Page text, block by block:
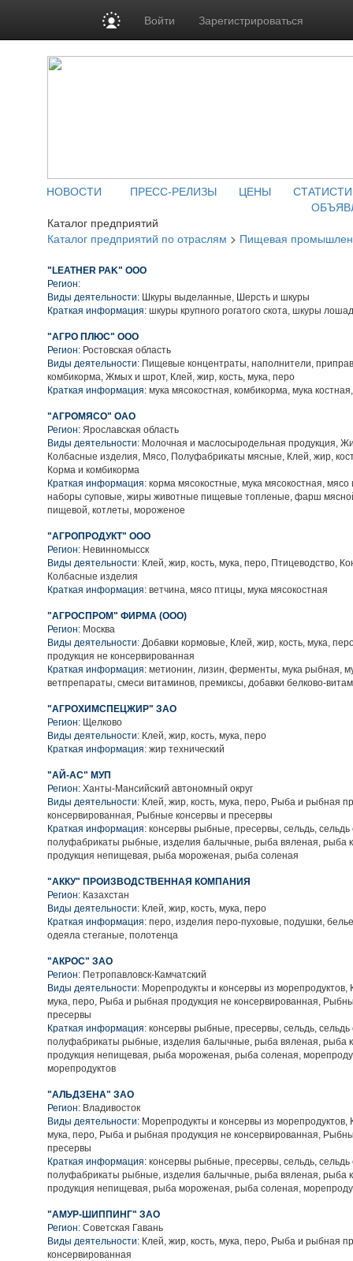
Войти Зарегистрироваться
НОВОСТИ ПРЕСС-РЕЛИЗЫ ЦЕНЫ
Каталог предприятий
Каталог предприятий по отраслям > Пищевая
"LEATHER PAK" ООО
Регион:
Виды деятельности: Шкуры выделанные, Шерсть и шкуры
Краткая информация: шкуры крупного рогатого скота, шкуры
"АГРО ПЛЮС" ООО
Регион: Ростовская область
Виды деятельности: Пищевые концентраты, наполнители,
комбикорма, Жмых и шрот, Клей, жир, кость, мука, перо
Краткая информация: мука мясокостная, комбикорма, мука
"АГРОМЯСО" ОАО
Регион: Ярославская область
Виды деятельности: Молочная и маслосыродельная продукция,
Колбасные изделия, Мясо, Полуфабрикаты мясные, Клей, жир,
Корма и комбикорма
Краткая информация: корма мясокостные, мука мясокостная, мясо
наборы суповые, жиры животные пищевые топленые, фарш
пищевой, котлеты, мороженое
"АГРОПРОДУКТ" ООО
Регион: Невинномысск
Виды деятельности: Клей, жир, кость, мука, перо, Птицеводство,
Колбасные изделия
Краткая информация: ветчина, мясо птицы, мука мясокостная
"АГРОСПРОМ" ФИРМА (ООО)
Регион: Москва
Виды деятельности: Добавки кормовые, Клей, жир, кость, мука,
продукция не консервированная
Краткая информация: метионин, лизин, ферменты, мука рыбная,
ветпрепараты, смеси витаминов, премиксы, добавки белково-
"АГРОХИМСПЕЦЖИР" ЗАО
Регион: Щелково
Виды деятельности: Клей, жир, кость, мука, перо
Краткая информация: жир технический
"АЙ-АС" МУП
Регион: Ханты-Мансийский автономный округ
Виды деятельности: Клей, жир, кость, мука, перо, Рыба и рыбная
консервированная, Рыбные консервы и пресервы
Краткая информация: консервы рыбные, пресервы, сельдь, сельдь
полуфабрикаты рыбные, изделия балычные, рыба вяленая, рыба
продукция непищевая, рыба мороженая, рыба соленая
"АККУ" ПРОИЗВОДСТВЕННАЯ КОМПАНИЯ
Регион: Казахстан
Виды деятельности: Клей, жир, кость, мука, перо
Краткая информация: перо, изделия перо-пуховые, подушки,
одеяла стеганые, полотенца
"АКРОС" ЗАО
Регион: Петропавловск-Камчатский
Виды деятельности: Морепродукты и консервы из морепродуктов,
мука, перо, Рыба и рыбная продукция не консервированная,
пресервы
Краткая информация: консервы рыбные, пресервы, сельдь, сельдь
полуфабрикаты рыбные, изделия балычные, рыба вяленая, рыба
продукция непищевая, рыба мороженая, рыба соленая,
морепродуктов
"АЛЬДЗЕНА" ЗАО
Регион: Владивосток
Виды деятельности: Морепродукты и консервы из морепродуктов,
мука, перо, Рыба и рыбная продукция не консервированная,
пресервы
Краткая информация: консервы рыбные, пресервы, сельдь, сельдь
полуфабрикаты рыбные, изделия балычные, рыба вяленая, рыба
продукция непищевая, рыба мороженая, рыба соленая,
"АМУР-ШИППИНГ" ЗАО
Регион: Советская Гавань
Виды деятельности: Клей, жир, кость, мука, перо, Рыба и рыбная
консервированная